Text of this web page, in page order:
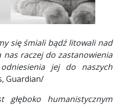
się śmiali bądź litowali nad
raczej do zastanowienia
jej do naszych
Guardian/
głęboko humanistycznym